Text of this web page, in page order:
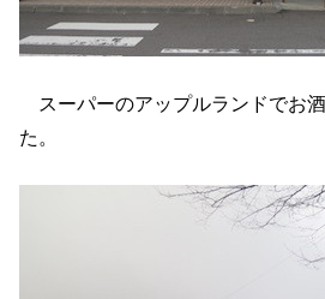
スーパーのアップルランドでお
た。